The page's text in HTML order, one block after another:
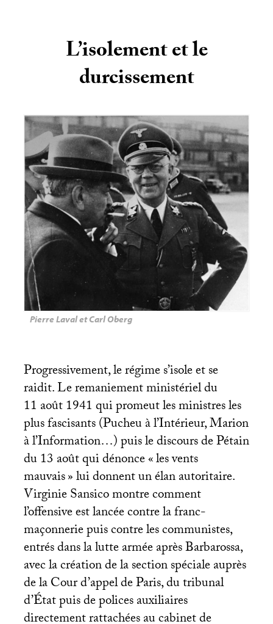
L’isolement et le
durcissement
Pierre Laval et Carl Oberg
Progressivement, le régime s’isole et se
raidit. Le remaniement ministériel du
11 août 1941 qui promeut les ministres les
plus fascisants (Pucheu à l’Intérieur, Marion
à l’Information…) puis le discours de Pétain
du 13 août qui dénonce «les vents
mauvais» lui donnent un élan autoritaire.
Virginie Sansico montre comment
l’offensive est lancée contre la franc-
maçonnerie puis contre les communistes,
entrés dans la lutte armée après Barbarossa,
avec la création de la section spéciale auprès
de la Cour d’appel de Paris, du tribunal
d’État puis de polices auxiliaires
directement rattachées au cabinet de